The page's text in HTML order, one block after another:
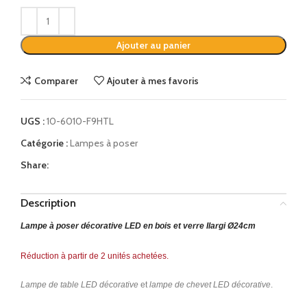
Ajouter au panier
Comparer Ajouter à mes favoris
UGS :10-6010-F9HTL
Catégorie :Lampes à poser
Share:
Description
Lampe à poser décorative LED en bois et verre Ilargi Ø24cm
Réduction à partir de 2 unités achetées.
Lampe de table LED décorative etlampe de chevet LED décorative.